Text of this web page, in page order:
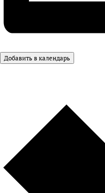
Добавить в календарь